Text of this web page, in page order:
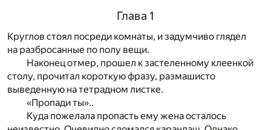
Глава 1
Круглов стоял посреди комнаты, и задумчиво глядел
на разбросанные по полу вещи.
Наконец отмер, прошел к застеленному клеенкой
столу, прочитал короткую фразу, размашисто
выведенную на тетрадном листке.
«Пропади ты»..
Куда пожелала пропасть ему жена осталось